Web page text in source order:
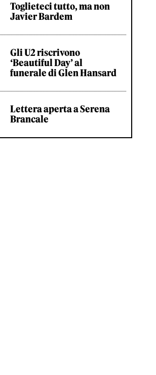
Toglieteci tutto, ma non
Javier Bardem
Gli U2 riscrivono
‘Beautiful Day’ al
funerale di Glen Hansard
Lettera aperta a Serena
Brancale